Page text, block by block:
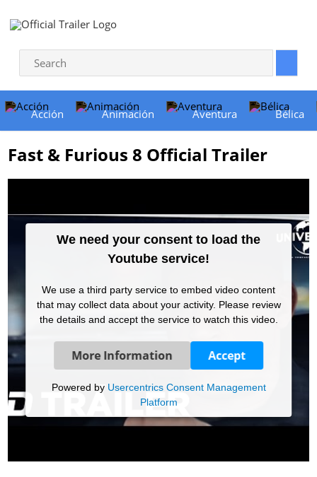
Acción Animación Aventura Bélica
Fast & Furious 8 Official Trailer
We need your consent to load the
Youtube service!
We use a third party service to embed video content
that may collect data about your activity. Please review
the details and accept the service to watch this video.
More Information Accept
Powered by Usercentrics Consent Management
Platform